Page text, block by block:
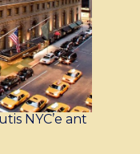
NYC’e ant